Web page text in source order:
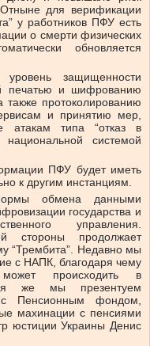
для верификации
у работников ПФУ есть
о смерти физических
обновляется
защищенности
печатью и шифрованию
протоколированию
и принятию мер,
атакам типа “отказ в
национальной системой
ПФУ будет иметь
к другим инстанциям.
обмена данными
государства и
управления.
стороны продолжает
“Трембита”. Недавно мы
с НАПК, благодаря чему
происходить в
же мы презентуем
с Пенсионным фондом,
махинации с пенсиями
юстиции Украины Денис